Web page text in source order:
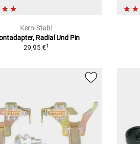
Kern-Stabi
Radial Und Pin
29,95 €1